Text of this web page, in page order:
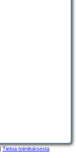
Tietoa toimituksesta